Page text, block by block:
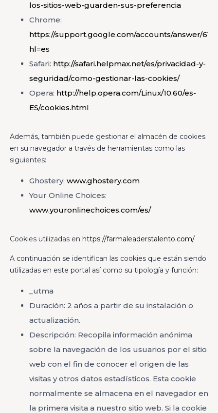
los-sitios-web-guarden-sus-preferencia
Chrome:
https://support.google.com/accounts/answer/
hl=es
Safari: http://safari.helpmax.net/es/privacidad-y-
seguridad/como-gestionar-las-cookies/
Opera: http://help.opera.com/Linux/10.60/es-
ES/cookies.html
Además, también puede gestionar el almacén de cookies
en su navegador a través de herramientas como las
siguientes:
Ghostery: www.ghostery.com
Your Online Choices:
www.youronlinechoices.com/es/
Cookies utilizadas en https://farmaleaderstalento.com/
A continuación se identifican las cookies que están siendo
utilizadas en este portal así como su tipología y función:
_utma
Duración: 2 años a partir de su instalación o
actualización.
Descripción: Recopila información anónima
sobre la navegación de los usuarios por el sitio
web con el fin de conocer el origen de las
visitas y otros datos estadísticos. Esta cookie
normalmente se almacena en el navegador en
la primera visita a nuestro sitio web. Si la cookie